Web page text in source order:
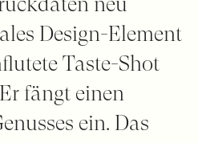
Design-Element
Taste-Shot
fängt einen
ein. Das